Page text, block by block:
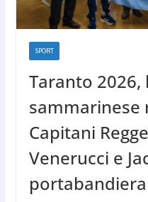
SPORT
Taranto 2026,
sammarinese
Capitani
Venerucci e
portabandiera